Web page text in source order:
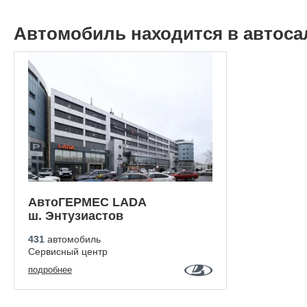
Автомобиль находится в
АвтоГЕРМЕС LADA
ш. Энтузиастов
431 автомобиль
Сервисный центр
подробнее